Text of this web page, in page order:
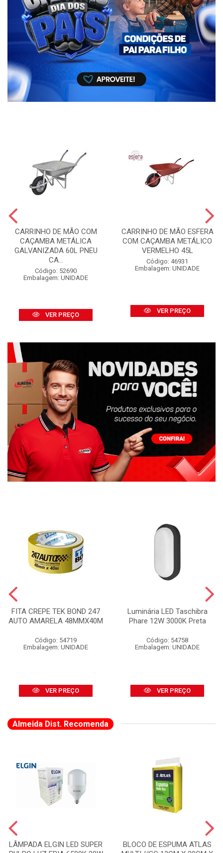
CARRINHO DE MÃO COM
CAÇAMBA METÁLICA
GALVANIZADA 60L PNEU
CA...
Código: 52690
Embalagem: UNIDADE
VER PREÇO
CARRINHO DE MÃO ESFERA
COM CAÇAMBA METÁLICO
VERMELHO 45L
Código: 46931
Embalagem: UNIDADE
VER PREÇO
FITA CREPE TEK BOND 247
AUTO AMARELA 48MMX40M
Código: 54719
Embalagem: UNIDADE
VER PREÇO
Luminária LED Taschibra
Phare 12W 3000K Preta
Código: 54758
Embalagem: UNIDADE
VER PREÇO
Almeida Dist. Recomenda
LÂMPADA ELGIN LED SUPER
BLOCO DE ESPUMA ATLAS